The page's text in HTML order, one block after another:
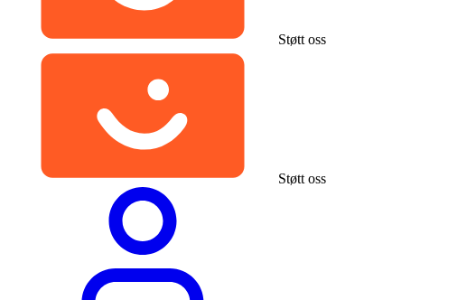
Støtt oss
Støtt oss